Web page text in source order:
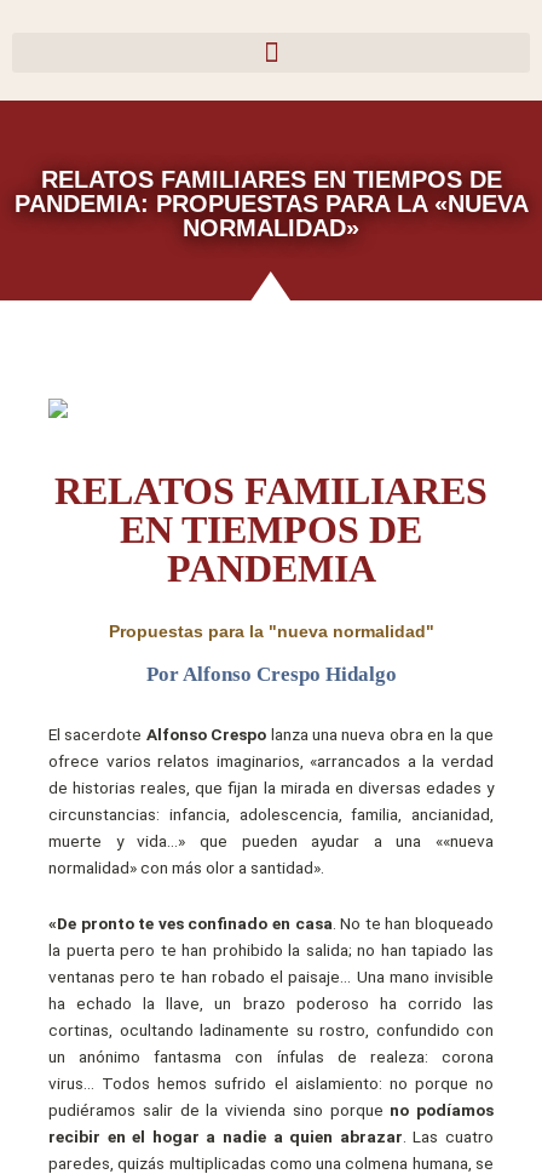
RELATOS FAMILIARES EN TIEMPOS DE
PANDEMIA: PROPUESTAS PARA LA «NUEVA
NORMALIDAD»
RELATOS FAMILIARES
EN TIEMPOS DE
PANDEMIA
Propuestas para la "nueva normalidad"
Por Alfonso Crespo Hidalgo
El sacerdote Alfonso Crespo lanza una nueva obra en la que
ofrece varios relatos imaginarios, «arrancados a la verdad
de historias reales, que fijan la mirada en diversas edades y
circunstancias: infancia, adolescencia, familia, ancianidad,
muerte y vida…» que pueden ayudar a una ««nueva
normalidad» con más olor a santidad».
«De pronto te ves confinado en casa . No te han bloqueado
la puerta pero te han prohibido la salida; no han tapiado las
ventanas pero te han robado el paisaje… Una mano invisible
ha echado la llave, un brazo poderoso ha corrido las
cortinas, ocultando ladinamente su rostro, confundido con
un anónimo fantasma con ínfulas de realeza: corona
virus… Todos hemos sufrido el aislamiento: no porque no
pudiéramos salir de la vivienda sino porque no podíamos
recibir en el hogar a nadie a quien abrazar . Las cuatro
paredes, quizás multiplicadas como una colmena humana, se